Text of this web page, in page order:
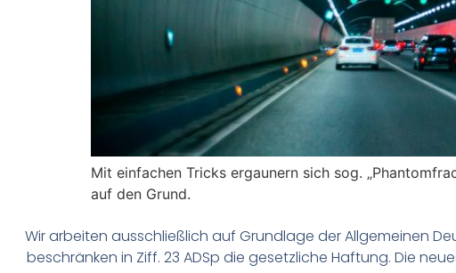
Mit einfachen Tricks ergaunern sich sog.
auf den Grund.
Wir arbeiten ausschließlich auf Grundlage der Allgemeinen
beschränken in Ziff. 23 ADSp die gesetzliche Haftung. Die